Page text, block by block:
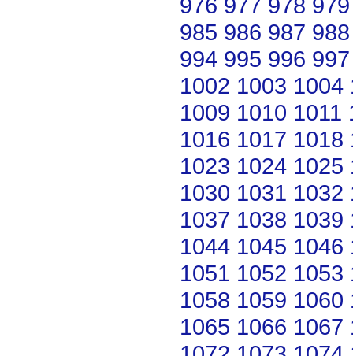
985 986 987 988
994 995 996 997
1002 1003 1004
1009 1010 1011
1016 1017 1018
1023 1024 1025
1030 1031 1032
1037 1038 1039
1044 1045 1046
1051 1052 1053
1058 1059 1060
1065 1066 1067